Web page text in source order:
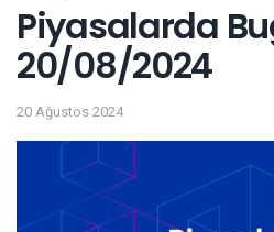
Piyasalarda
20/08/2024
20 Ağustos 2024